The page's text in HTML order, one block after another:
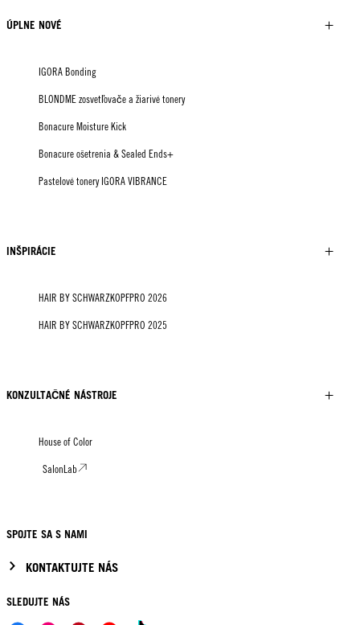
ÚPLNE NOVÉ
IGORA Bonding
BLONDME zosvetľovače a žiarivé tonery
Bonacure Moisture Kick
Bonacure ošetrenia & Sealed Ends+
Pastelové tonery IGORA VIBRANCE
INŠPIRÁCIE
HAIR BY SCHWARZKOPFPRO 2026
HAIR BY SCHWARZKOPFPRO 2025
KONZULTAČNÉ NÁSTROJE
House of Color
SalonLab
SPOJTE SA S NAMI
KONTAKTUJTE NÁS
SLEDUJTE NÁS